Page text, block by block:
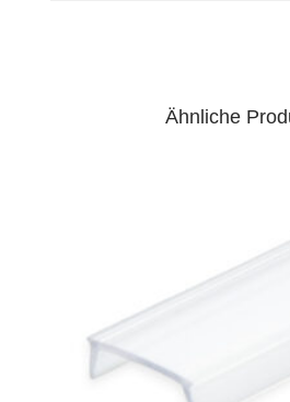
Ähnliche